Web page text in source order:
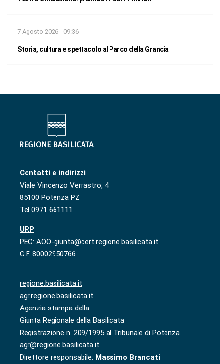
7 Agosto 2026 - 09:36
Storia, cultura e spettacolo al Parco della Grancia
Contatti e indirizzi
Viale Vincenzo Verrastro, 4
85100 Potenza PZ
Tel 0971 661111
URP
PEC: AOO-giunta@cert.regione.basilicata.it
C.F. 80002950766
regione.basilicata.it
agr.regione.basilicata.it
Agenzia stampa della
Giunta Regionale della Basilicata
Registrazione n. 209/1995 al Tribunale di Potenza
agr@regione.basilicata.it
Direttore responsabile: Massimo Brancati